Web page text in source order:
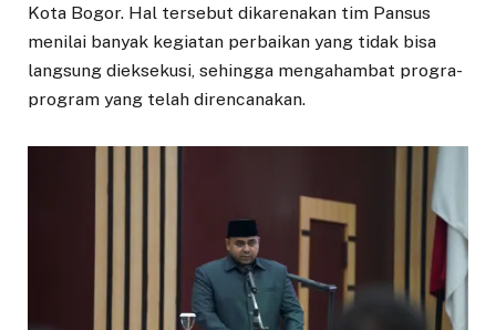
Kota Bogor. Hal tersebut dikarenakan tim Pansus
menilai banyak kegiatan perbaikan yang tidak bisa
langsung dieksekusi, sehingga mengahambat progra-
program yang telah direncanakan.